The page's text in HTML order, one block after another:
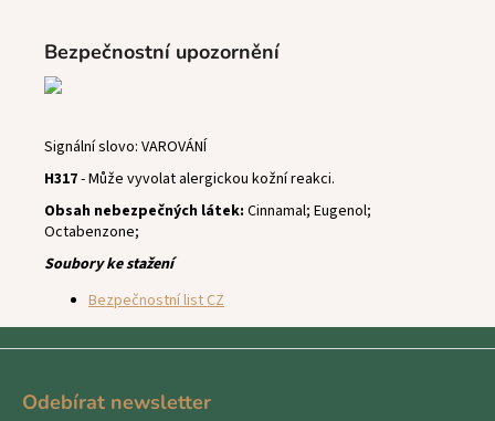
Bezpečnostní upozornění
Signální slovo: VAROVÁNÍ
H317- Může vyvolat alergickou kožní reakci.
Obsah nebezpečných látek: Cinnamal; Eugenol;
Octabenzone;
Soubory ke stažení
Bezpečnostní list CZ
Odebírat newsletter